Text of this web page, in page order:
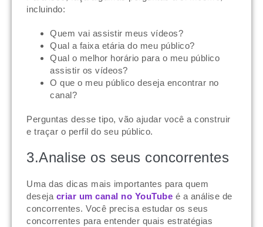
incluindo:
Quem vai assistir meus vídeos?
Qual a faixa etária do meu público?
Qual o melhor horário para o meu público
assistir os vídeos?
O que o meu público deseja encontrar no
canal?
Perguntas desse tipo, vão ajudar você a construir
e traçar o perfil do seu público.
3.Analise os seus concorrentes
Uma das dicas mais importantes para quem
deseja criar um canal no YouTube é a análise de
concorrentes. Você precisa estudar os seus
concorrentes para entender quais estratégias